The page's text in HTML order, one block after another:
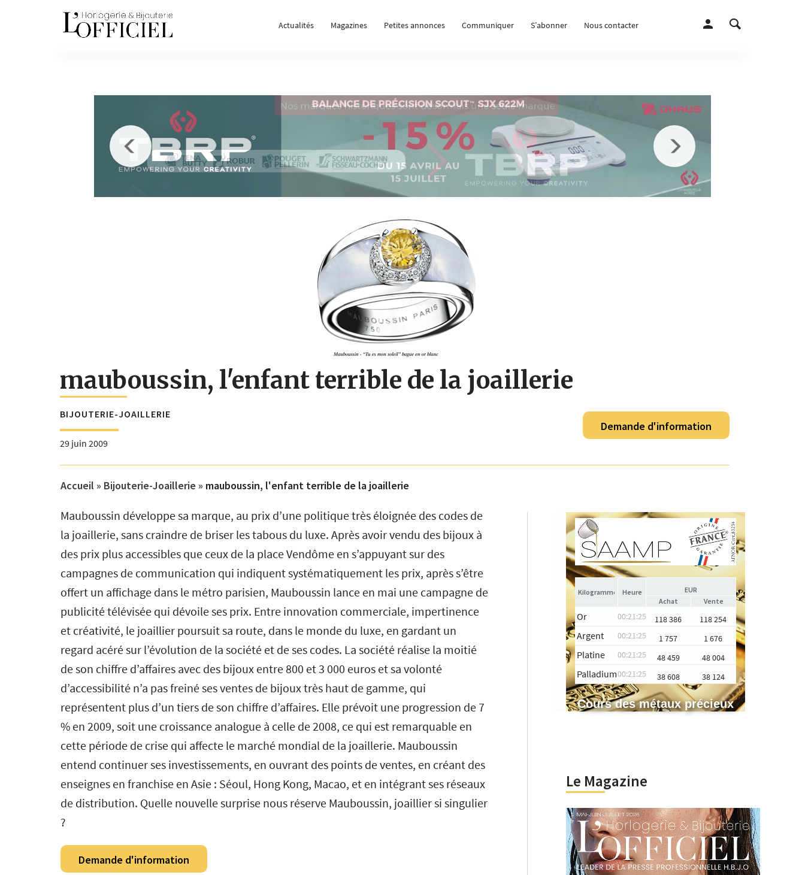
Actualités Magazines Petites annonces Communiquer S’abonner Nous contacter
mauboussin, l'enfant terrible de la joaillerie
BIJOUTERIE-JOAILLERIE
Demande d'information
29 juin 2009
Accueil » Bijouterie-Joaillerie » mauboussin, l'enfant terrible de la joaillerie
Mauboussin développe sa marque, au prix d’une politique très éloignée des codes de
la joaillerie, sans craindre de briser les tabous du luxe. Après avoir vendu des bijoux à
des prix plus accessibles que ceux de la place Vendôme en s’appuyant sur des
campagnes de communication qui indiquent systématiquement les prix, après s’être
offert un affichage dans le métro parisien, Mauboussin lance en mai une campagne de
publicité télévisée qui dévoile ses prix. Entre innovation commerciale, impertinence
et créativité, le joaillier poursuit sa route, dans le monde du luxe, en gardant un
regard acéré sur l’évolution de la société et de ses codes. La société réalise la moitié
de son chiffre d’affaires avec des bijoux entre 800 et 3 000 euros et sa volonté
d’accessibilité n’a pas freiné ses ventes de bijoux très haut de gamme, qui
représentent plus d’un tiers de son chiffre d’affaires. Elle prévoit une progression de 7
% en 2009, soit une croissance analogue à celle de 2008, ce qui est remarquable en
cette période de crise qui affecte le marché mondial de la joaillerie. Mauboussin
entend continuer ses investissements, en ouvrant des points de ventes, en créant des
enseignes en franchise en Asie : Séoul, Hong Kong, Macao, et en intégrant ses réseaux
de distribution. Quelle nouvelle surprise nous réserve Mauboussin, joaillier si singulier
?
Demande d'information
Heure
EUR
Achat
Vente
Or 00:21:25 118 386 118 254
Argent 00:21:25 1 757 1 676
Platine 00:21:25 48 459 48 004
Palladium00:21:25 38 608 38 124
Cours des métaux précieux
Le Magazine